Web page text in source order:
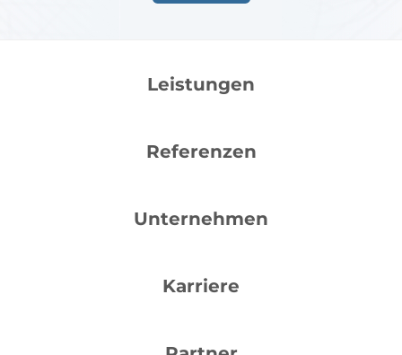
Leistungen
Referenzen
Unternehmen
Karriere